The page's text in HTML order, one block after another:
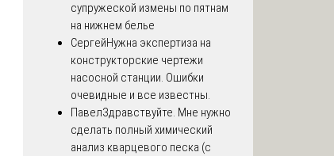
супружеской измены по пятнам
на нижнем белье
СергейНужна экспертиза на
конструкторские чертежи
насосной станции. Ошибки
очевидные и все известны.
ПавелЗдравствуйте. Мне нужно
сделать полный химический
анализ кварцевого песка (с